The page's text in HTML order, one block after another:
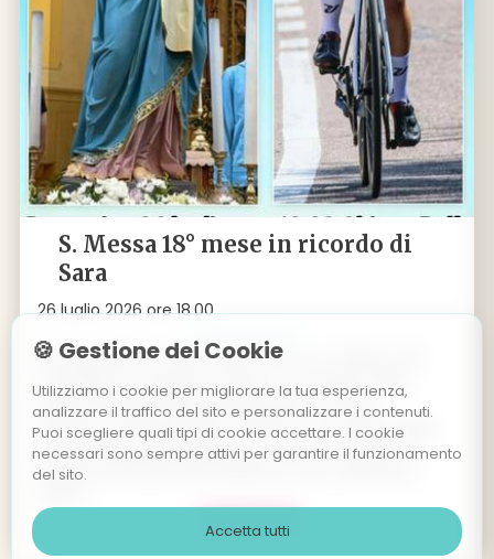
S. Messa 18° mese in ricordo di
Sara
26 luglio 2026 ore 18.00
26 luglio 2025 ore 18.00 Palù di Giovo: S. Messa a 18
mesi dalla scomparsa di Sara, in occasione della
Sagra Patronale della Madonna del Carmelo.
Domenica 26 luglio alle ore 18.00, in occasione della
tradizionale Sagra della patrona di Palù di Giovo, la
Madonna del Carmelo (insieme a San Valentino),
L' evento >
🍪 Gestione dei Cookie
Utilizziamo i cookie per migliorare la tua esperienza,
analizzare il traffico del sito e personalizzare i contenuti.
Puoi scegliere quali tipi di cookie accettare. I cookie
necessari sono sempre attivi per garantire il funzionamento
del sito.
Accetta tutti